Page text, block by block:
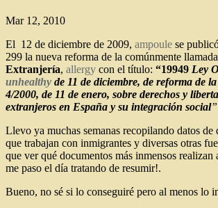
Mar 12, 2010
El 12 de diciembre de 2009, ampoule se
299 la nueva reforma de la comúnmente llamada
Extranjería, allergy con el título: “19949 Ley
unhealthy de 11 de diciembre, de reforma de
4/2000, de 11 de enero, sobre derechos y
extranjeros en España y su integración social”
Llevo ya muchas semanas recopilando datos de
que trabajan con inmigrantes y diversas otras
que ver qué documentos más inmensos realizan
me paso el día tratando de resumir!.
Bueno, no sé si lo conseguiré pero al menos lo